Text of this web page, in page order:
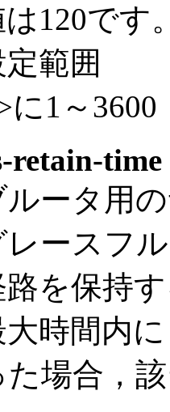
120です
範囲
に1～
retain-
ルータ用
レースフ
路を保持
大時間内
た場合，